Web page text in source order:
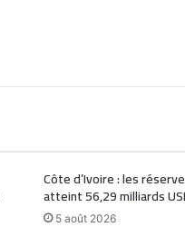
Côte d’Ivoire : les
atteint 56,29 milliards
5 août 2026